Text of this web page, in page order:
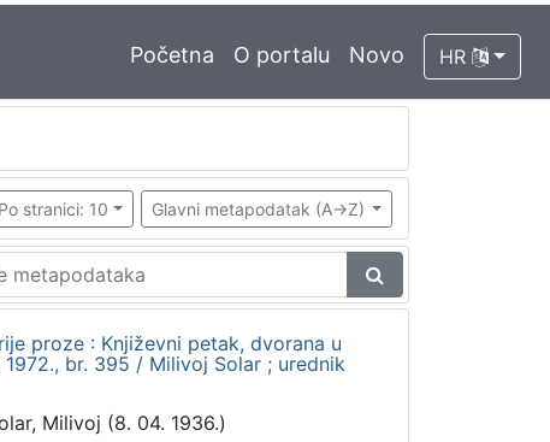
Početna O portalu Novo HR
Po stranici: 10 Glavni metapodatak (A->Z)
proze : Književni petak, dvorana u
1972., br. 395 / Milivoj Solar ; urednik
Milivoj (8. 04. 1936.)